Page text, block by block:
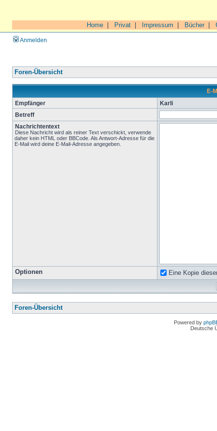
Home Privat Impressum Bücher|
Anmelden
Foren-Übersicht
E-
Empfänger
Karli
Betreff
Nachrichtentext
Diese Nachricht wird als reiner Text verschickt, verwende
daher kein HTML oder BBCode. Als Antwort-Adresse für die
E-Mail wird deine E-Mail-Adresse angegeben.
Optionen Eine Kopie
Foren-Übersicht
Powered by
Deutsche